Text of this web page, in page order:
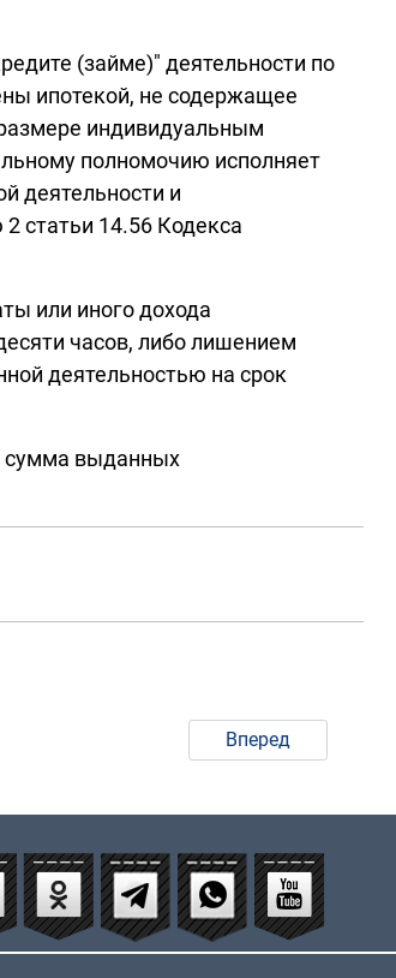
(займе)" деятельности по
ипотекой, не содержащее
индивидуальным
полномочию исполняет
деятельности и
статьи 14.56 Кодекса
или иного дохода
часов, либо лишением
деятельностью на срок
сумма выданных
Вперед